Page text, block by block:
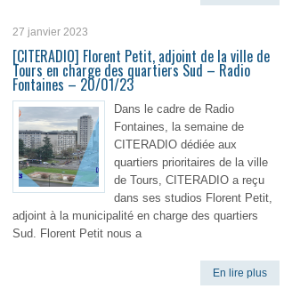
27 janvier 2023
[CITERADIO] Florent Petit, adjoint de la ville de
Tours en charge des quartiers Sud – Radio
Fontaines – 20/01/23
Dans le cadre de Radio
Fontaines, la semaine de
CITERADIO dédiée aux
quartiers prioritaires de la ville
de Tours, CITERADIO a reçu
dans ses studios Florent Petit,
adjoint à la municipalité en charge des quartiers
Sud. Florent Petit nous a
En lire plus